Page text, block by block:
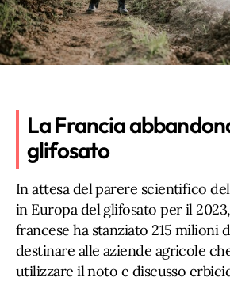
La Francia
glifosato
In attesa del parere scientifico
in Europa del glifosato per il
francese ha stanziato 215 milioni
destinare alle aziende agricole
utilizzare il noto e discusso